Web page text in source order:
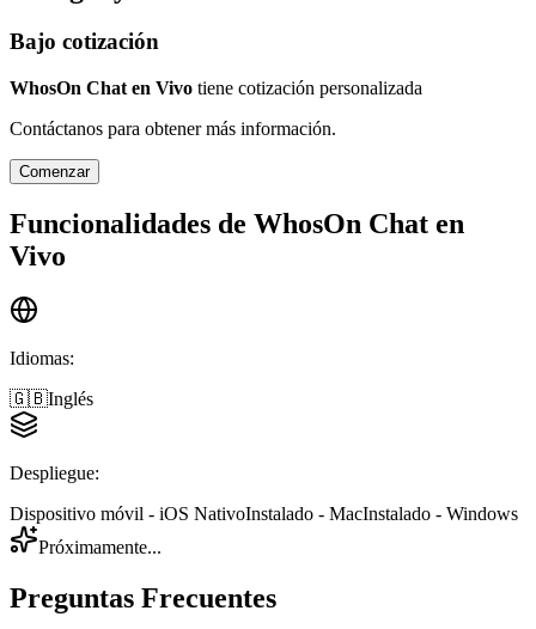
Bajo cotización
WhosOn Chat en Vivo tiene cotización personalizada
Contáctanos para obtener más información.
Comenzar
Funcionalidades de WhosOn Chat en
Vivo
Idiomas:
🇬🇧Inglés
Despliegue:
Dispositivo móvil - iOS NativoInstalado - MacInstalado - Windows
Próximamente...
Preguntas Frecuentes